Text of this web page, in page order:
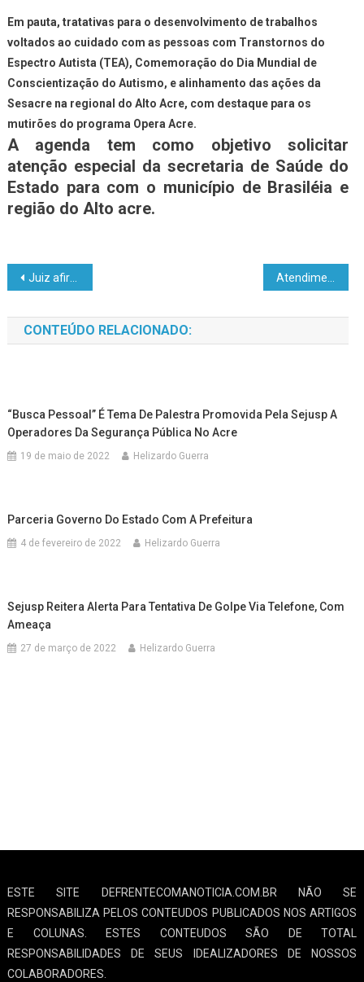
Em pauta, tratativas para o desenvolvimento de trabalhos
voltados ao cuidado com as pessoas com Transtornos do
Espectro Autista (TEA), Comemoração do Dia Mundial de
Conscientização do Autismo, e alinhamento das ações da
Sesacre na regional do Alto Acre, com destaque para os
mutirões do programa Opera Acre.
A agenda tem como objetivo solicitar
atenção especial da secretaria de Saúde do
Estado para com o município de Brasiléia e
região do Alto acre.
Juiz afirma que ataques no RN podem continuar até dia 27, data do aniversário da facção; VEJA VÍDEO
CONTEÚDO RELACIONADO:
“Busca Pessoal” É Tema De Palestra Promovida Pela Sejusp A
Operadores Da Segurança Pública No Acre
19 de maio de 2022 Helizardo Guerra
Parceria Governo Do Estado Com A Prefeitura
4 de fevereiro de 2022 Helizardo Guerra
Sejusp Reitera Alerta Para Tentativa De Golpe Via Telefone, Com
Ameaça
27 de março de 2022 Helizardo Guerra
ESTE SITE DEFRENTECOMANOTICIA.COM.BR NÃO SE
RESPONSABILIZA PELOS CONTEUDOS PUBLICADOS NOS ARTIGOS
E COLUNAS. ESTES CONTEUDOS SÃO DE TOTAL
RESPONSABILIDADES DE SEUS IDEALIZADORES DE NOSSOS
COLABORADORES.